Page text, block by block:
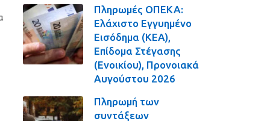
Πληρωμές ΟΠΕΚΑ:
Ελάχιστο Εγγυημένο
Εισόδημα (ΚΕΑ),
Επίδομα Στέγασης
(Ενοικίου), Προνοιακά
Αυγούστου 2026
Πληρωμή των
συντάξεων